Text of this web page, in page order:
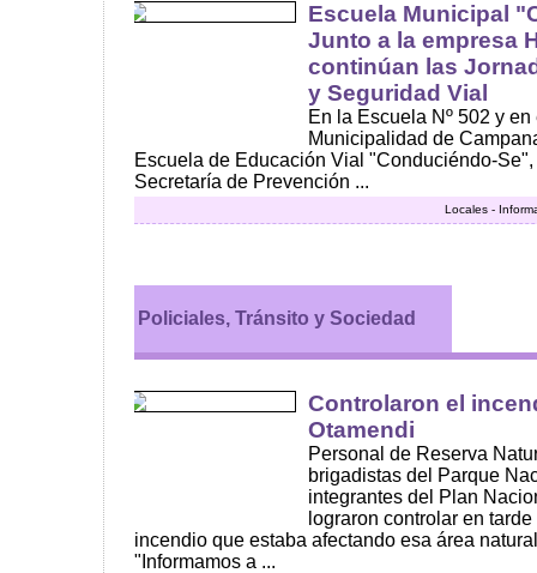
Escuela Municipal
Junto a la empresa
continúan las
y Seguridad Vial
En la Escuela Nº 502 y
Municipalidad de
Escuela de Educación Vial "Conduciéndo-
Secretaría de Prevención ...
Locales -
Policiales, Tránsito y Sociedad
Controlaron el
Otamendi
Personal de Reserva
brigadistas del Parque
integrantes del Plan
lograron controlar en
incendio que estaba afectando esa área
"Informamos a ...